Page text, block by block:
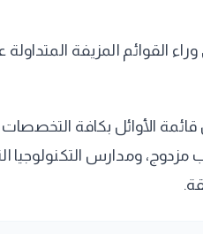
القوائم المزيفة
الأوائل بكافة التخصصات
ومدارس التكنولوجيا